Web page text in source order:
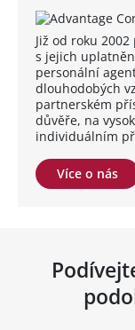
Již od roku
s jejich
personální
dlouhodobých
partnerském
důvěře, na
individuálním
Více o nás